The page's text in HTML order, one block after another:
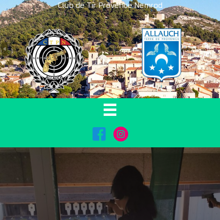
Club de Tir Provence Nemrod
FaceBookInstagram